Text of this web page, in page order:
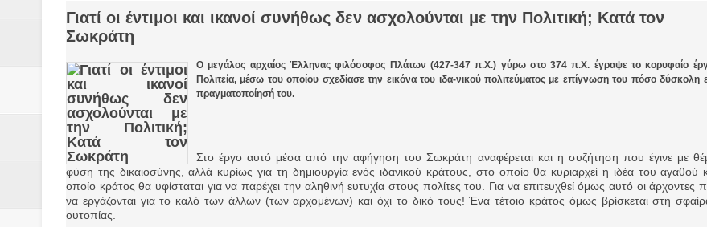
Δύο νέα μηχανήμτα στο Δήμο Δομοκού.
ΝΟΕΜΒΡΙΟΣ 1943 80 χρόνια από το κάψιμο των χωριών της Λίμνης Πλαστήρα από Ιταλούς
κατακτητές
Αδελφές Αλεξανδρή: Οι τρίδυμες Ελληνίδες με ρίζες απο τον Δομοκό που κυριαρχούν στο
Πρωτάθλημα με την Αυστρία!
Ξεκινούν οι αιτήσεις συμμετοχής στο Διαγωνισμό Ιδεών - Hackathon που διοργανώνει η
Γιατί οι έντιμοι και ικανοί συνήθως δεν ασχολούνται με την Πολιτική; Κατά τον
Σωκράτη
Ο μεγάλος αρχαίος Έλληνας φιλόσοφος Πλάτων (427-347 π.Χ.) γύρω στο 374 π.Χ. έγραψε το κορυφαίο
Πολιτεία, μέσω του οποίου σχεδίασε την εικόνα του ιδα-νικού πολιτεύματος με επίγνωση του πόσο δύσκολη
πραγματοποίησή του.
Στο έργο αυτό μέσα από την αφήγηση του Σωκράτη αναφέρεται και η συζήτηση που έγινε με
φύση της δικαιοσύνης, αλλά κυρίως για τη δημιουργία ενός ιδανικού κράτους, στο οποίο θα κυριαρχεί η ιδέα του αγαθού
οποίο κράτος θα υφίσταται για να παρέχει την αληθινή ευτυχία στους πολίτες του. Για να επιτευχθεί όμως αυτό οι άρχοντες
να εργάζονται για το καλό των άλλων (των αρχομένων) και όχι το δικό τους! Ένα τέτοιο κράτος όμως βρίσκεται στη
ουτοπίας.